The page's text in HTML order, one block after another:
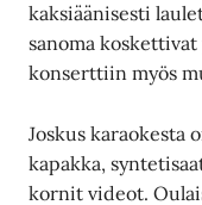
kaksiäänisesti
sanoma koskettivat
konserttiin myös
Joskus karaokesta
kapakka,
kornit videot.